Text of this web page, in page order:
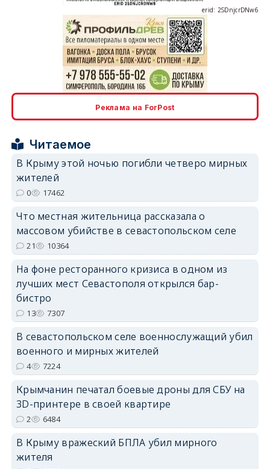
erid: 2SDnjcrDNw6
erid: 2SDnjdPjgYS
Реклама на ForPost
Читаемое
В Крыму этой ночью погибли четверо мирных
жителей
0 17462
Что местная жительница рассказала о
массовом убийстве в севастопольском селе
21 10364
На фоне ресторанного кризиса в одном из
лучших мест Севастополя открылся бар-
бистро
13 7307
В севастопольском селе военнослужащий убил
военного и мирных жителей
4 7224
Крымчанин печатал боевые дроны для СБУ на
3D-принтере в своей квартире
2 6484
В Крыму вражеский БПЛА убил мирного
жителя